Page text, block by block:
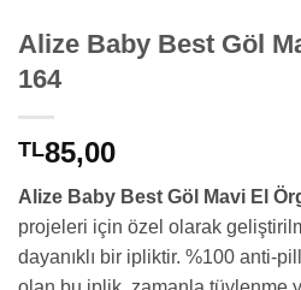
Alize Baby Best Göl
164
TL85,00
Alize Baby Best Göl Mavi El
projeleri için özel olarak
dayanıklı bir ipliktir. %100 anti-